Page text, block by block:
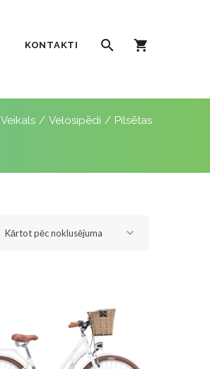
KONTAKTI
Veikals Velosipēdi Pilsētas
Kārtot pēc noklusējuma